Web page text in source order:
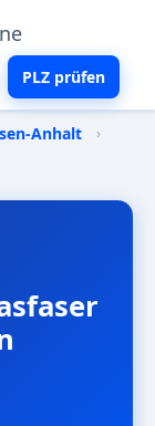
PLZ prüfen
Anhalt
›